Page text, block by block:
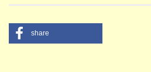
share